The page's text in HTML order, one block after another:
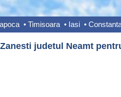
• Timisoara • Iasi •
judetul Neamt